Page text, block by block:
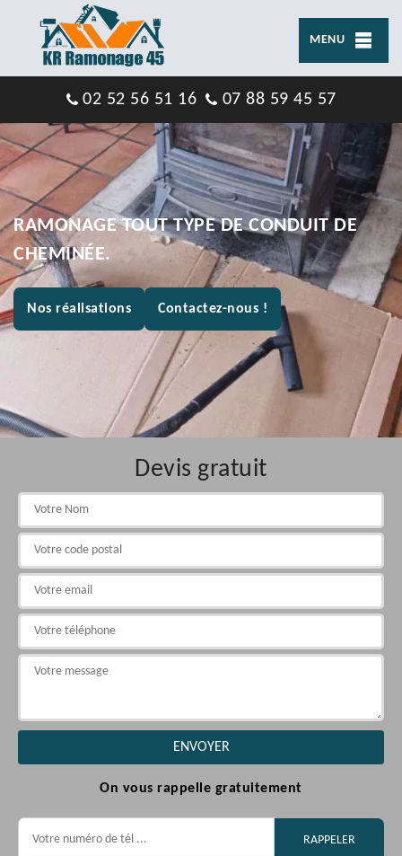
MENU
02 52 56 51 16 07 88 59 45 57
RAMONAGE TOUT TYPE DE CONDUIT DE
CHEMINÉE.
Nos réalisations Contactez-nous !
Devis gratuit
On vous rappelle gratuitement